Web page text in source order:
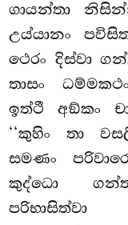
ගායන්තා
උය්යානං
ථෙරං දිස්වා
තාසං
ඉත්ථී අඞ්කං
‘‘කුහිං තා
සමණං
කුද්ධො
පරිභාසිත්වා